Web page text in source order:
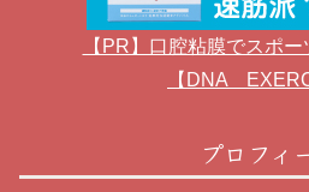
【PR】口腔粘膜でスポ
【DNA
プロフィ